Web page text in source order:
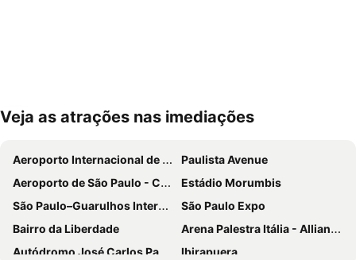
Ampliar mapa
Veja as atrações nas imediações
Aeroporto Internacional de São Paulo - Guarulhos
Paulista Avenue
Aeroporto de São Paulo - Congonhas
Estádio Morumbis
São Paulo–Guarulhos International Airport
São Paulo Expo
Bairro da Liberdade
Arena Palestra Itália - Allianz Parque
Autódromo José Carlos Pace-Interlagos
Ibirapuera